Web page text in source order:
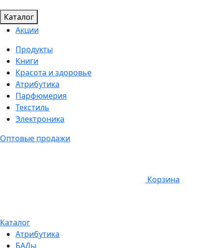
Каталог
Акции
Продукты
Книги
Красота и здоровье
Атрибутика
Парфюмерия
Текстиль
Электроника
Оптовые продажи
Корзина
Каталог
Атрибутика
БАДы